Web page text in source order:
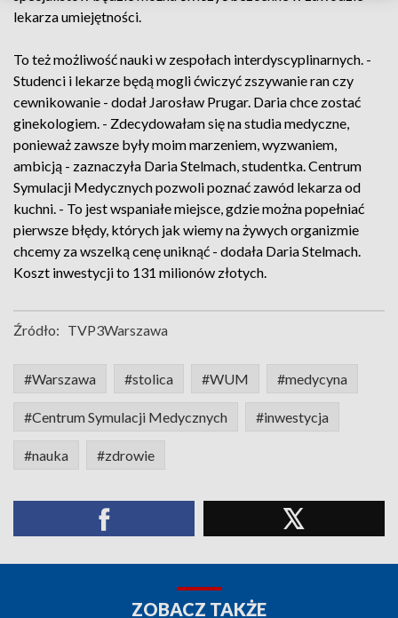
lekarza umiejętności.
To też możliwość nauki w zespołach interdyscyplinarnych. -
Studenci i lekarze będą mogli ćwiczyć zszywanie ran czy
cewnikowanie - dodał Jarosław Prugar. Daria chce zostać
ginekologiem. - Zdecydowałam się na studia medyczne,
ponieważ zawsze były moim marzeniem, wyzwaniem,
ambicją - zaznaczyła Daria Stelmach, studentka. Centrum
Symulacji Medycznych pozwoli poznać zawód lekarza od
kuchni. - To jest wspaniałe miejsce, gdzie można popełniać
pierwsze błędy, których jak wiemy na żywych organizmie
chcemy za wszelką cenę uniknąć - dodała Daria Stelmach.
Koszt inwestycji to 131 milionów złotych.
Źródło: TVP3Warszawa
#Warszawa #stolica #WUM #medycyna
#Centrum Symulacji Medycznych #inwestycja
#nauka #zdrowie
ZOBACZ TAKŻE